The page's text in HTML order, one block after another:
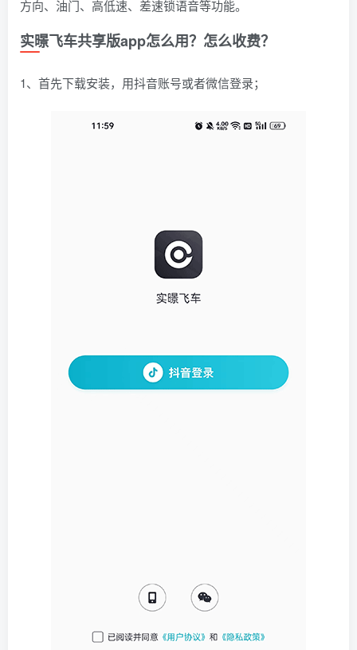
方向、油门、高低速、差速锁语音等功能。
实暻飞车共享版app怎么用？怎么收费？
1、首先下载安装，用抖音账号或者微信登录；